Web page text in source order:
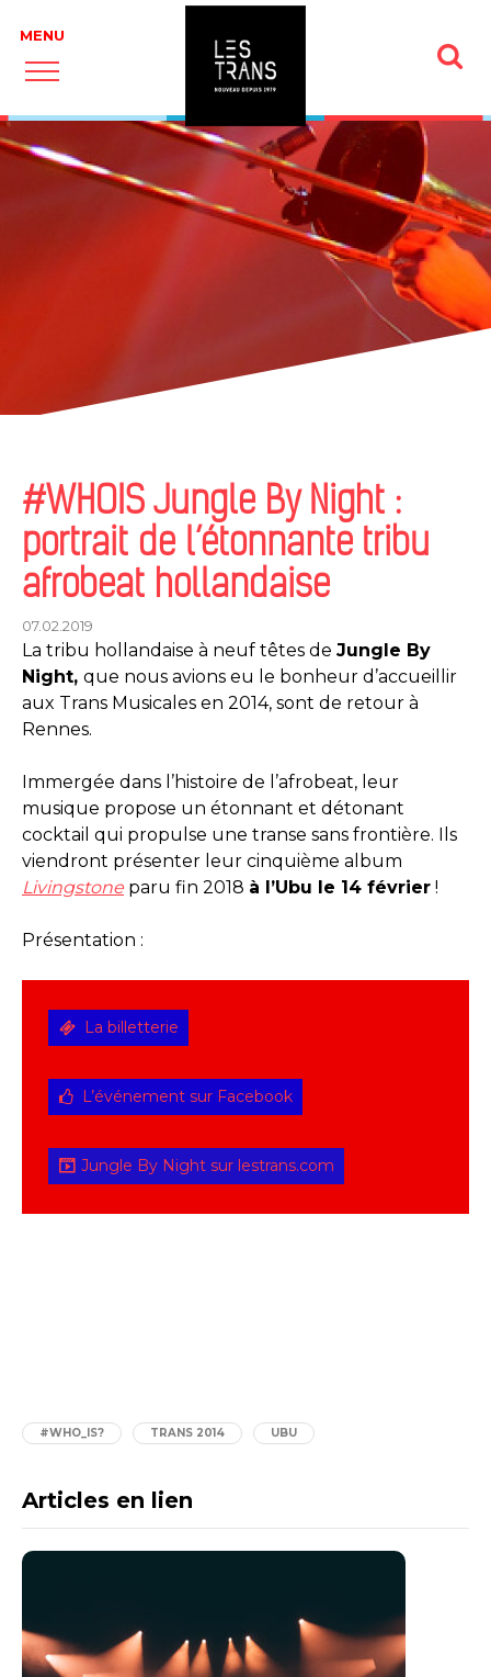
#WHOIS Jungle By Night :
portrait de l’étonnante tribu
afrobeat hollandaise
07.02.2019
La tribu hollandaise à neuf têtes de Jungle By
Night, que nous avions eu le bonheur d’accueillir
aux Trans Musicales en 2014, sont de retour à
Rennes.
Immergée dans l’histoire de l’afrobeat, leur
musique propose un étonnant et détonant
cocktail qui propulse une transe sans frontière. Ils
viendront présenter leur cinquième album
Livingstone paru fin 2018 à l’Ubu le 14 février !
Présentation :
La billetterie
L’événement sur Facebook
Jungle By Night sur lestrans.com
#WHO_IS? TRANS 2014 UBU
Articles en lien